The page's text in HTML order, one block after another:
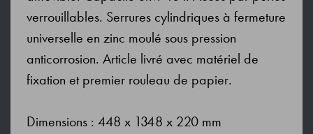
verrouillables. Serrures cylindriques à fermeture
universelle en zinc moulé sous pression
anticorrosion. Article livré avec matériel de
fixation et premier rouleau de papier.
Dimensions : 448 x 1348 x 220 mm